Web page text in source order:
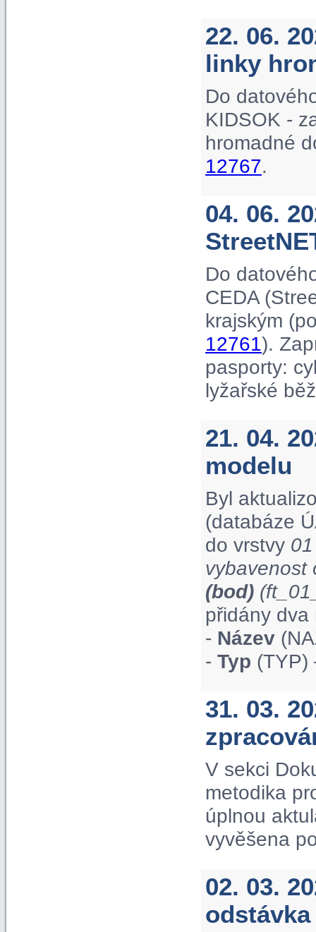
22. 06.
linky
Do
KIDSOK -
hromadné
12767.
04. 06.
Do
CEDA
krajským
12761).
pasporty:
lyžařské
21. 04.
modelu
Byl
(databáze
do vrstvy
vybavenost
(bod)
přidány dva
- Název
- Typ (TYP)
31. 03.
V sekci
metodika
úplnou
vyvěšena
02. 03.